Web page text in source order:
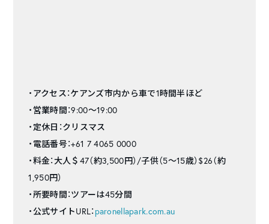
・アクセス：ケアンズ市内から車で1時間半ほど
・営業時間：9:00～19:00
・定休日：クリスマス
・電話番号：+61 7 4065 0000
・料金：大人＄47（約3,500円）/子供（5～15歳）$26（約
1,950円）
・所要時間：ツアーは45分間
・公式サイトURL：paronellapark.com.au